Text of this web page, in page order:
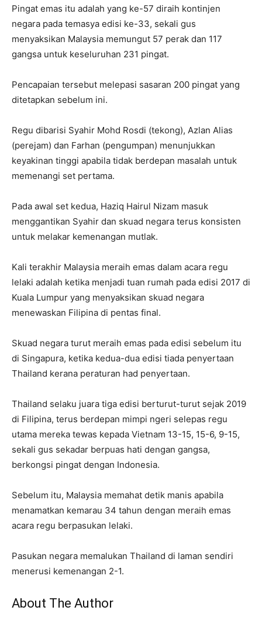
Pingat emas itu adalah yang ke-57 diraih kontinjen
negara pada temasya edisi ke-33, sekali gus
menyaksikan Malaysia memungut 57 perak dan 117
gangsa untuk keseluruhan 231 pingat.
Pencapaian tersebut melepasi sasaran 200 pingat yang
ditetapkan sebelum ini.
Regu dibarisi Syahir Mohd Rosdi (tekong), Azlan Alias
(perejam) dan Farhan (pengumpan) menunjukkan
keyakinan tinggi apabila tidak berdepan masalah untuk
memenangi set pertama.
Pada awal set kedua, Haziq Hairul Nizam masuk
menggantikan Syahir dan skuad negara terus konsisten
untuk melakar kemenangan mutlak.
Kali terakhir Malaysia meraih emas dalam acara regu
lelaki adalah ketika menjadi tuan rumah pada edisi 2017 di
Kuala Lumpur yang menyaksikan skuad negara
menewaskan Filipina di pentas final.
Skuad negara turut meraih emas pada edisi sebelum itu
di Singapura, ketika kedua-dua edisi tiada penyertaan
Thailand kerana peraturan had penyertaan.
Thailand selaku juara tiga edisi berturut-turut sejak 2019
di Filipina, terus berdepan mimpi ngeri selepas regu
utama mereka tewas kepada Vietnam 13-15, 15-6, 9-15,
sekali gus sekadar berpuas hati dengan gangsa,
berkongsi pingat dengan Indonesia.
Sebelum itu, Malaysia memahat detik manis apabila
menamatkan kemarau 34 tahun dengan meraih emas
acara regu berpasukan lelaki.
Pasukan negara memalukan Thailand di laman sendiri
menerusi kemenangan 2-1.
About The Author